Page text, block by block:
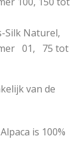
Silk Naturel,
01, 75 tot
van de
is 100%